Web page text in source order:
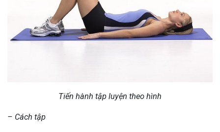
Tiến hành tập luyện theo hình
– Cách tập